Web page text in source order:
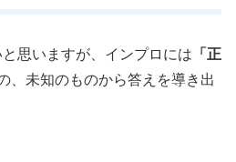
思いますが、インプロには 「正
、未知のものから答えを導き出